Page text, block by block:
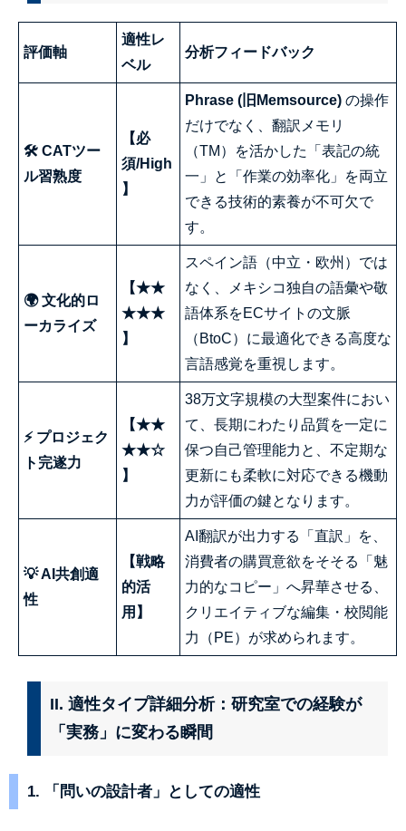
評価軸
適性レ
ベル
分析フィードバック
🛠 CATツー
ル習熟度
【必
須/High
】
Phrase (旧Memsource) の操作
だけでなく、翻訳メモリ
（TM）を活かした「表記の統
一」と「作業の効率化」を両立
できる技術的素養が不可欠で
す。
🌍 文化的ロ
ーカライズ
【★★
★★★
】
スペイン語（中立・欧州）では
なく、メキシコ独自の語彙や敬
語体系をECサイトの文脈
（BtoC）に最適化できる高度な
言語感覚を重視します。
⚡ プロジェク
ト完遂力
【★★
★★☆
】
38万文字規模の大型案件におい
て、長期にわたり品質を一定に
保つ自己管理能力と、不定期な
更新にも柔軟に対応できる機動
力が評価の鍵となります。
💡 AI共創適
性
【戦略
的活
用】
AI翻訳が出力する「直訳」を、
消費者の購買意欲をそそる「魅
力的なコピー」へ昇華させる、
クリエイティブな編集・校閲能
力（PE）が求められます。
II. 適性タイプ詳細分析：研究室での経験が
「実務」に変わる瞬間
1. 「問いの設計者」としての適性